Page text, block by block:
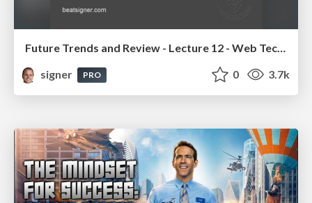
Future Trends and Review - Lecture 12 - Web Technologies (1019888BNR)
signer
PRO 0 3.7k